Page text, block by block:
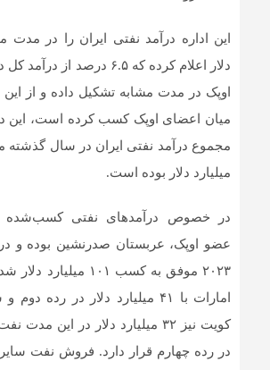
دلار اعلام کرده که ۶.۵ درصد
اوپک در مدت مشابه تشکیل داده و از این
میان اعضای اوپک کسب کرده است، این
میلیارد دلار بوده است.
در خصوص درآمدهای نفتی کسب‌شده
عضو اوپک، عربستان صدرنشین بوده و در
۲۰۲۳ موفق به کسب ۱۰۱
امارات با ۴۱ میلیارد دلار در رده
کویت نیز ۳۲ میلیارد دلار در این
در رده چهارم قرار دارد. فروش نفت